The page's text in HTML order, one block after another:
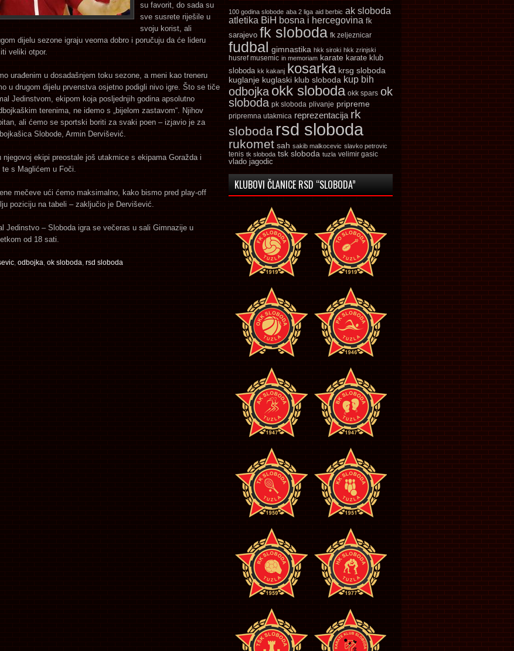
su favorit, do sada su
sve susrete riješile u
svoju korist, ali
dijelu sezone igraju veoma dobro i poručuju da će lideru
veliki otpor.
urađenim u dosadašnjem toku sezone, a meni kao treneru
u drugom dijelu prvenstva osjetno podigli nivo igre. Što se tiče
Jedinstvom, ekipom koja posljednjih godina apsolutno
terenima, ne idemo s „bijelom zastavom“. Njihov
ali ćemo se sportski boriti za svaki poen – izjavio je za
Slobode, Armin Dervišević.
njegovoj ekipi preostale još utakmice s ekipama Goražda i
s Maglićem u Foči.
mečeve ući ćemo maksimalno, kako bismo pred play-off
poziciju na tabeli – zaključio je Dervišević.
Jedinstvo – Sloboda igra se večeras u sali Gimnazije u
od 18 sati.
, odbojka, ok sloboda, rsd sloboda
100 godina slobode aba 2 liga aid berbic ak sloboda
atletika BiH bosna i hercegovina fk
sarajevo fk sloboda fk zeljeznicar
fudbal gimnastika hkk siroki hkk zrinjski
husref musemic in memoriam karate karate klub
sloboda kk kakanj kosarka krsg sloboda
kuglanje kuglaski klub sloboda kup bih
odbojka okk sloboda okk spars ok
sloboda pk sloboda plivanje pripreme
pripremna utakmica reprezentacija rk
sloboda rsd sloboda
rukomet sah sakib malkocevic slavko petrovic
tenis tk sloboda tsk sloboda tuzla velimir gasic
vlado jagodic
KLUBOVI ČLANICE RSD “SLOBODA”